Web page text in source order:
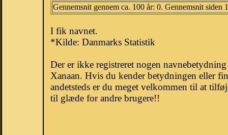
Gennemsnit gennem ca. 100 år: 0. Gennemsnit siden
I fik navnet.
*Kilde: Danmarks Statistik
Der er ikke registreret nogen
Xanaan. Hvis du kender betydningen eller
andetsteds er du meget velkommen til at
til glæde for andre brugere!!